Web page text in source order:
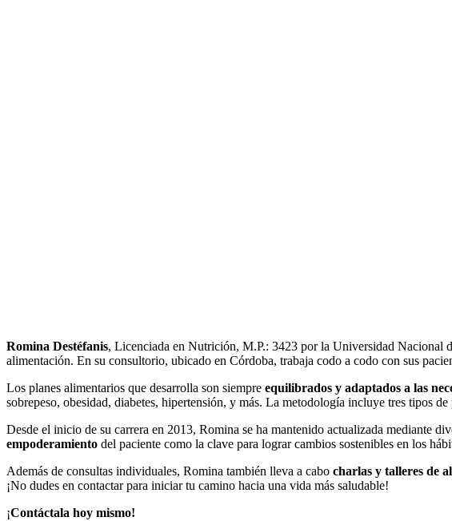
Romina Destéfanis, Licenciada en Nutrición, M.P.: 3423 por la Universidad Nacional
alimentación. En su consultorio, ubicado en Córdoba, trabaja codo a codo con sus
Los planes alimentarios que desarrolla son siempre equilibrados y adaptados a las
sobrepeso, obesidad, diabetes, hipertensión, y más. La metodología incluye tres tipos
Desde el inicio de su carrera en 2013, Romina se ha mantenido actualizada mediante
empoderamiento del paciente como la clave para lograr cambios sostenibles en los
Además de consultas individuales, Romina también lleva a cabo charlas y talleres de
¡No dudes en contactar para iniciar tu camino hacia una vida más saludable!
¡Contáctala hoy mismo!